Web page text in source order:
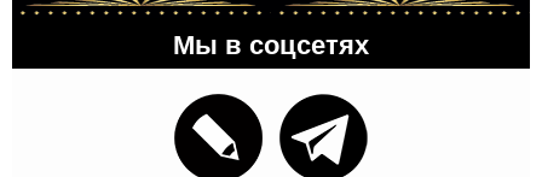
Мы в соцсетях